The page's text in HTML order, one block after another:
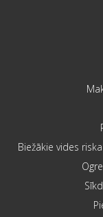
Biežākie vides